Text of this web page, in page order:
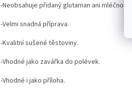
-Neobsahuje přidaný glutaman ani mléčnou
-Velmi snadná příprava.
-Kvalitní sušené těstoviny.
-Vhodné jako zavářka do polévek.
-Vhodné i jako příloha.